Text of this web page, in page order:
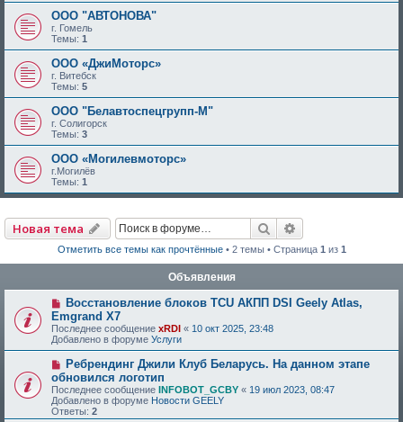
ООО "АВТОНОВА"
г. Гомель
Темы: 1
ООО «ДжиМоторс»
г. Витебск
Темы: 5
ООО "Белавтоспецгрупп-М"
г. Солигорск
Темы: 3
ООО «Могилевмоторс»
г.Могилёв
Темы: 1
Новая тема Поиск
Отметить все темы как прочтённые• 2 темы • Страница 1 из 1
Объявления
Восстановление блоков TCU АКПП DSI Geely Atlas,
Emgrand X7
Последнее сообщение xRDI « 10 окт 2025, 23:48
Добавлено в форуме Услуги
Ребрендинг Джили Клуб Беларусь. На данном этапе
обновился логотип
Последнее сообщение INFOBOT_GCBY « 19 июл 2023, 08:47
Добавлено в форуме Новости GEELY
Ответы: 2